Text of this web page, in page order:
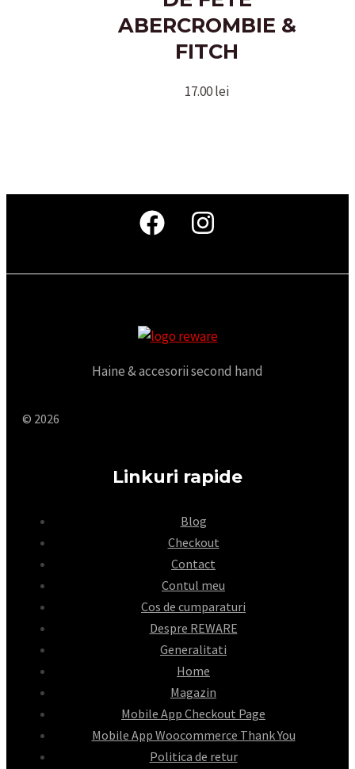
ABERCROMBIE &
FITCH
17.00lei
Haine & accesorii second hand
© 2026
Linkuri rapide
Blog
Checkout
Contact
Contul meu
Cos de cumparaturi
Despre REWARE
Generalitati
Home
Magazin
Mobile App Checkout Page
Mobile App Woocommerce Thank You
Politica de retur